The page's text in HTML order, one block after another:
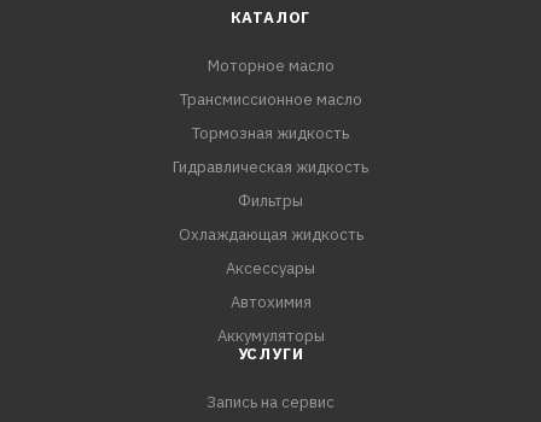
КАТАЛОГ
Моторное масло
Трансмиссионное масло
Тормозная жидкость
Гидравлическая жидкость
Фильтры
Охлаждающая жидкость
Аксессуары
Автохимия
Аккумуляторы
УСЛУГИ
Запись на сервис